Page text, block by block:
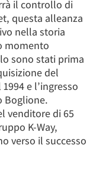
il controllo di
questa alleanza
nella storia
momento
sono stati prima
del
e l’ingresso
Boglione.
venditore di 65
K-Way,
verso il successo